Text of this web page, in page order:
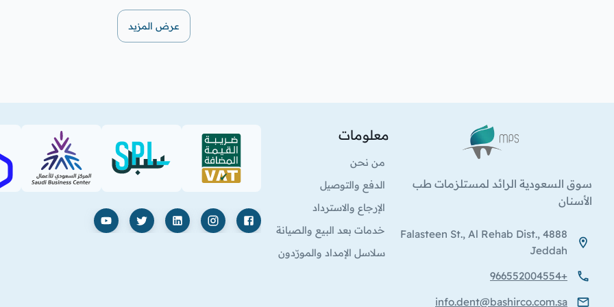
عرض المزيد
الشعار
سوق السعودية الرائد لمستلزمات طب
الأسنان
4888 Falasteen St., Al Rehab Dist.,
Jeddah
+966552004554
info.dent@bashirco.com.sa
معلومات
من نحن
الدفع والتوصيل
الإرجاع والاسترداد
خدمات بعد البيع والصيانة
سلاسل الإمداد والمورّدون
VAT (PDF)
SPL (PDF)
SBC
فيسبوكإنستغراملينكدإن X يوتيوب